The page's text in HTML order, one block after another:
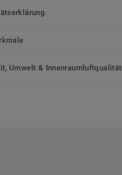
Umwelt & Innenraumluftqualität